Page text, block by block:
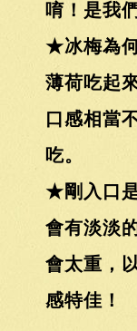
唷！是我
★冰梅為
薄荷吃起
口感相當
吃。
★剛入口
會有淡淡
會太重，
感特佳！